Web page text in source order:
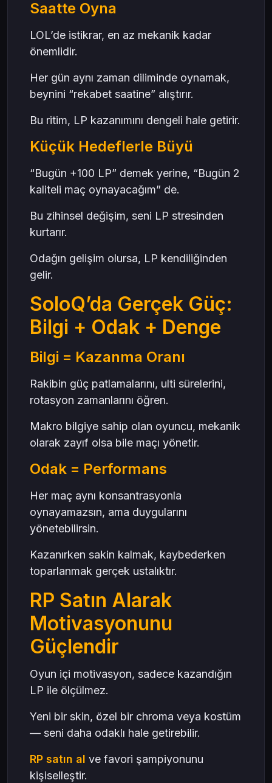
Saatte Oyna
LOL’de istikrar, en az mekanik kadar
önemlidir.
Her gün aynı zaman diliminde oynamak,
beynini “rekabet saatine” alıştırır.
Bu ritim, LP kazanımını dengeli hale getirir.
Küçük Hedeflerle Büyü
“Bugün +100 LP” demek yerine, “Bugün 2
kaliteli maç oynayacağım” de.
Bu zihinsel değişim, seni LP stresinden
kurtarır.
Odağın gelişim olursa, LP kendiliğinden
gelir.
SoloQ’da Gerçek Güç:
Bilgi + Odak + Denge
Bilgi = Kazanma Oranı
Rakibin güç patlamalarını, ulti sürelerini,
rotasyon zamanlarını öğren.
Makro bilgiye sahip olan oyuncu, mekanik
olarak zayıf olsa bile maçı yönetir.
Odak = Performans
Her maç aynı konsantrasyonla
oynayamazsın, ama duygularını
yönetebilirsin.
Kazanırken sakin kalmak, kaybederken
toparlanmak gerçek ustalıktır.
RP Satın Alarak
Motivasyonunu
Güçlendir
Oyun içi motivasyon, sadece kazandığın
LP ile ölçülmez.
Yeni bir skin, özel bir chroma veya kostüm
— seni daha odaklı hale getirebilir.
RP satın al ve favori şampiyonunu
kişiselleştir.